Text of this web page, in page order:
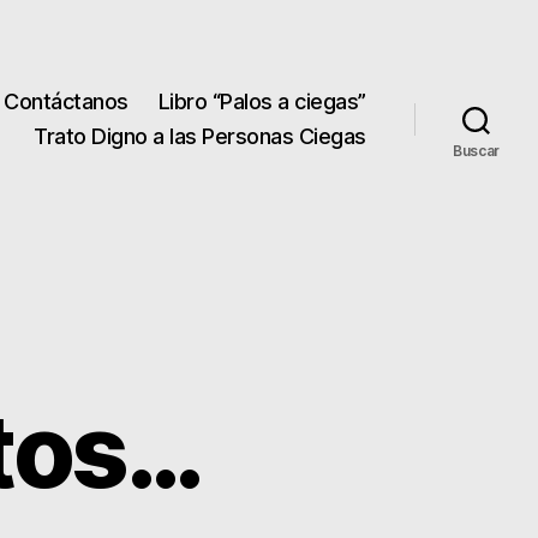
Contáctanos
Libro “Palos a ciegas”
Trato Digno a las Personas Ciegas
Buscar